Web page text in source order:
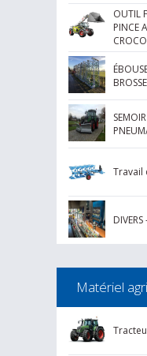
OUTIL
PINCE
Travail
Matériel